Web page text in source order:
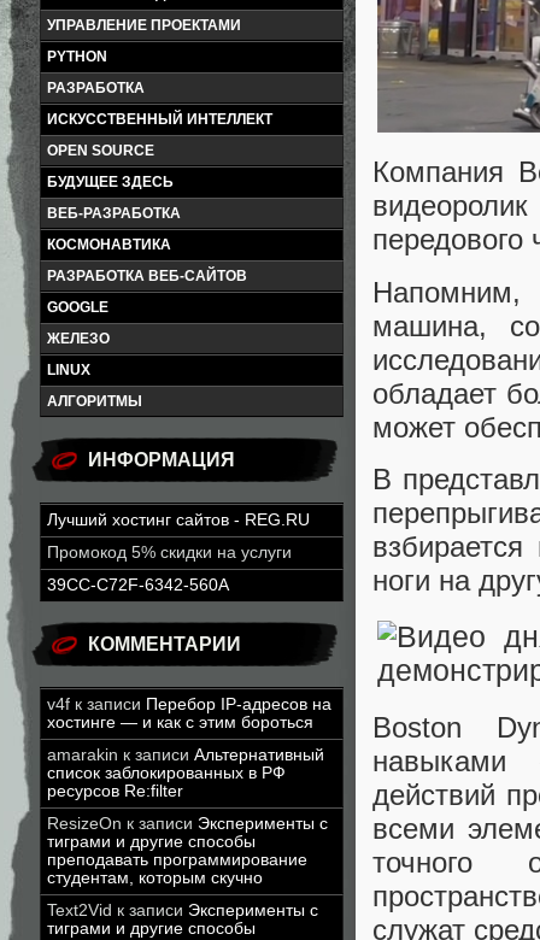
УПРАВЛЕНИЕ ПРОЕКТАМИ
PYTHON
РАЗРАБОТКА
ИСКУССТВЕННЫЙ ИНТЕЛЛЕКТ
OPEN SOURCE
БУДУЩЕЕ ЗДЕСЬ
ВЕБ-РАЗРАБОТКА
КОСМОНАВТИКА
РАЗРАБОТКА ВЕБ-САЙТОВ
GOOGLE
ЖЕЛЕЗО
LINUX
АЛГОРИТМЫ
ИНФОРМАЦИЯ
Лучший хостинг сайтов - REG.RU
Промокод 5% скидки на услуги
39CC-C72F-6342-560A
КОММЕНТАРИИ
v4f к записи Перебор IP-адресов на
хостинге — и как с этим бороться
amarakin к записи Альтернативный
список заблокированных в РФ
ресурсов Re:filter
ResizeOn к записи Эксперименты с
тиграми и другие способы
преподавать программирование
студентам, которым скучно
Text2Vid к записи Эксперименты с
тиграми и другие способы
Компания
передового
машина,
обладает
может
В
ноги на
Boston
навыками
действий
всеми
точного
служат